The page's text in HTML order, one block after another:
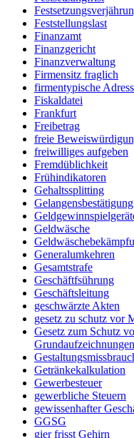
Feststellungslast
Finanzamt
Finanzgericht
Finanzverwaltung
Firmensitz fraglich
firmentypische
Fiskaldatei
Frankfurt
Freibetrag
freie
freiwilliges aufgeben
Fremdüblichkeit
Frühindikatoren
Gehaltssplitting
Gelangensbestätigung
Geldwäsche
Generalumkehren
Gesamtstrafe
Geschäftfsührung
Geschäftsleitung
geschwärzte Akten
gesetz zu schutz vor
Gesetz zum Schutz
Grundaufzeichnungen
Getränkekalkulation
Gewerbesteuer
gewerbliche Steuern
gewissenhafter
GGSG
gier frisst Gehirn